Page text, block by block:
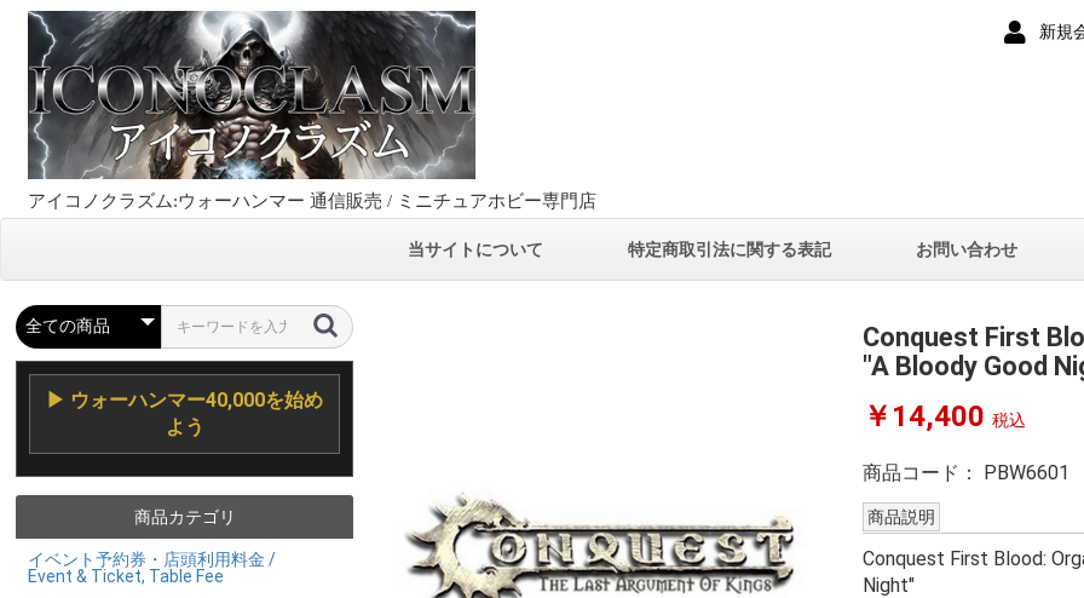
新規
アイコノクラズム:ウォーハンマー 通信販売 / ミニチュアホビー専門店
当サイトについて 特定商取引法に関する表記 お問い合わせ
▶ ウォーハンマー40,000を始め
よう
商品カテゴリ
イベント予約券・店頭利用料金 /
Event & Ticket, Table Fee
Conquest First
"A Bloody Good
￥14,400 税込
商品コード： PBW6601
商品説明
Conquest First Blood:
Night"